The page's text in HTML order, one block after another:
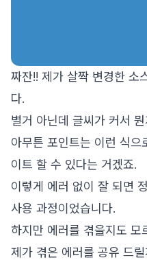
짜잔!! 제가 살짝 변경한 소
다.
별거 아닌데 글씨가 커서
아무튼 포인트는 이런 식으
이트 할 수 있다는 거겠죠.
이렇게 에러 없이 잘 되면
사용 과정이었습니다.
하지만 에러를 겪을지도 모
제가 겪은 에러를 공유 드릴